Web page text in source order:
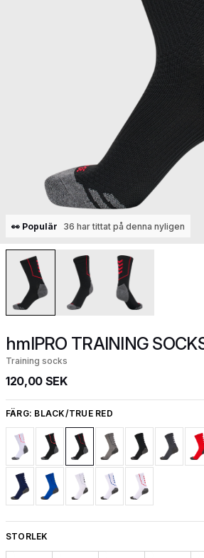
👀 Populär 36 har tittat på denna nyligen
hmlPRO TRAINING
Training socks
120,00 SEK
FÄRG: BLACK/TRUE RED
STORLEK